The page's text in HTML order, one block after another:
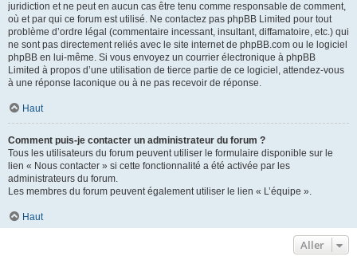
juridiction et ne peut en aucun cas être tenu comme responsable de comment,
où et par qui ce forum est utilisé. Ne contactez pas phpBB Limited pour tout
problème d’ordre légal (commentaire incessant, insultant, diffamatoire, etc.) qui
ne sont pas directement reliés avec le site internet de phpBB.com ou le logiciel
phpBB en lui-même. Si vous envoyez un courrier électronique à phpBB
Limited à propos d’une utilisation de tierce partie de ce logiciel, attendez-vous
à une réponse laconique ou à ne pas recevoir de réponse.
Haut
Comment puis-je contacter un administrateur du forum ?
Tous les utilisateurs du forum peuvent utiliser le formulaire disponible sur le
lien « Nous contacter » si cette fonctionnalité a été activée par les
administrateurs du forum.
Les membres du forum peuvent également utiliser le lien « L’équipe ».
Haut
Aller